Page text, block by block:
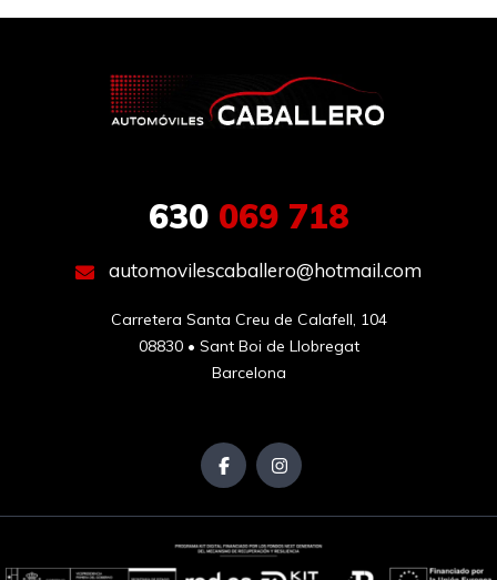
630069 718
automovilescaballero@hotmail.com
Carretera Santa Creu de Calafell, 104
08830 • Sant Boi de Llobregat
Barcelona